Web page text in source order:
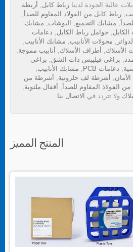
عالية الجودة لدينا رباط كابل, أربطة
, رباط كابل من الفولاذ المقاوم للصدأ,
, مشابك التجميع, البوشات, مشابك
الكابل, حوامل رباط الكابل, دعامات
, محولات الأنابيب, مشابك الأنابيب,
الأسلاك, أطراف الأسلاك, أنابيب مموجة,
, براغي فيليبس ذات الشق, براغي
, دعامات PCB , مشابك الأنابيب,
الأمان, أشرطة لف حلزونية, أشرطة من
من الفولاذ المقاوم للصدأ, أقفال ملتوية,
ولا تتردد في الاتصال بنا.
المنتج المميز